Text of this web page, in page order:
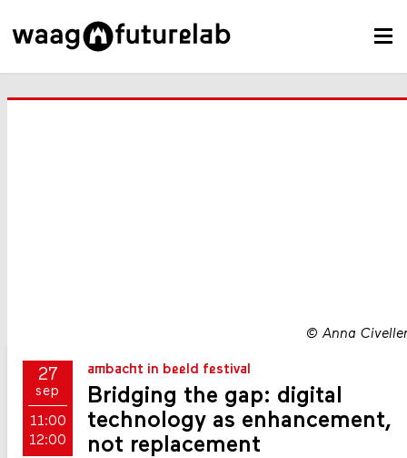
©Anna
27
sep
11:00
12:00
ambacht in beeld festival
Bridging the gap: digital
technology as enhancement,
not replacement